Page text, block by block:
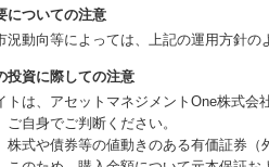
についての注意
況動向等によっては、上記の運用方針の
投資に際しての注意
トは、アセットマネジメントOne株式
ご自身でご判断ください。
株式や債券等の値動きのある有価証券